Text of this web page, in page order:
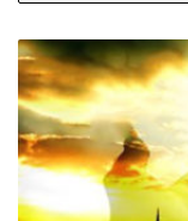
a
a
d
r
e
s
n
M
e
v
l
i
d
D